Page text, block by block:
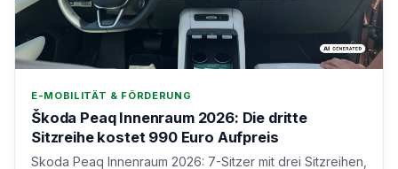
E-MOBILITÄT & FÖRDERUNG
Škoda Peaq Innenraum 2026: Die dritte
Sitzreihe kostet 990 Euro Aufpreis
Skoda Peaq Innenraum 2026: 7-Sitzer mit drei Sitzreihen,